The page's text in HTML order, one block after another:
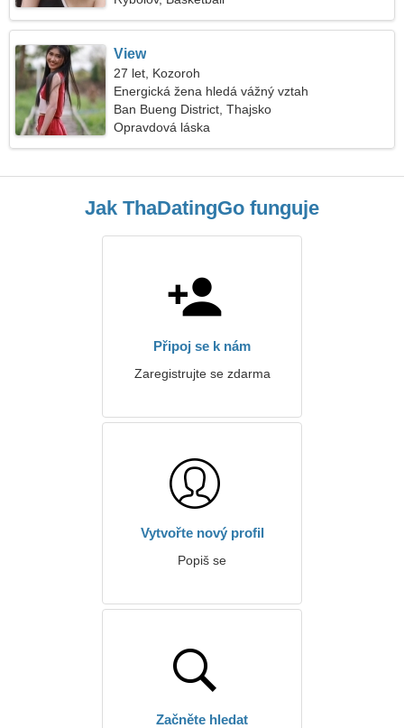
View
27 let, Kozoroh
Energická žena hledá vážný vztah
Ban Bueng District, Thajsko
Opravdová láska
Jak ThaDatingGo funguje
Připoj se k nám
Zaregistrujte se zdarma
Vytvořte nový profil
Popiš se
Začněte hledat